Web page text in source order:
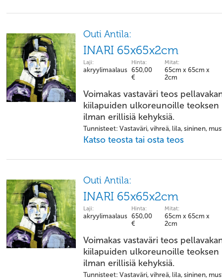
Outi Antila:
INARI 65x65x2cm
Laji:
akryylimaalaus
Hinta:
650,00
€
Mitat:
65cm x 65cm x
2cm
Voimakas vastaväri teos
kiilapuiden ulkoreunoille teoksen
ilman erillisiä kehyksiä.
Tunnisteet: Vastaväri, vihreä, lila, sininen,
Katso teosta tai osta teos
Outi Antila:
INARI 65x65x2cm
Laji:
akryylimaalaus
Hinta:
650,00
€
Mitat:
65cm x 65cm x
2cm
Voimakas vastaväri teos
kiilapuiden ulkoreunoille teoksen
ilman erillisiä kehyksiä.
Tunnisteet: Vastaväri, vihreä, lila, sininen,